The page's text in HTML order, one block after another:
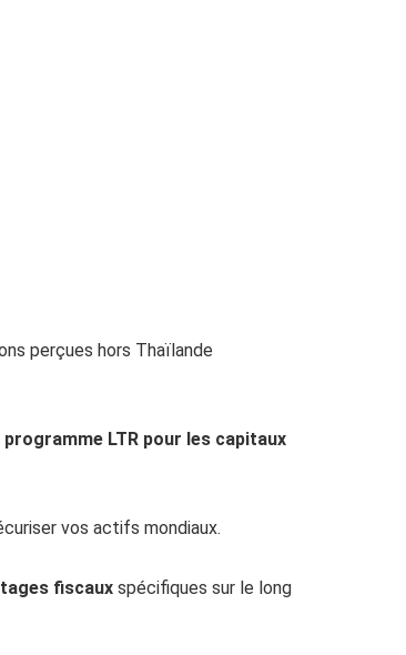
perçues hors Thaïlande
LTR pour les capitaux
vos actifs mondiaux.
fiscaux spécifiques sur le long